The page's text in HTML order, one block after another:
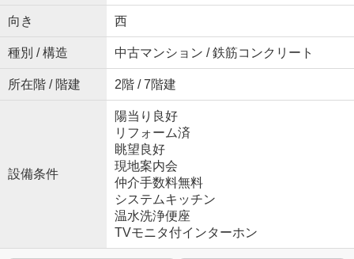
向き 西
種別 / 構造 中古マンション / 鉄筋コンクリート
所在階 / 階建 2階 / 7階建
設備条件
陽当り良好
リフォーム済
眺望良好
現地案内会
仲介手数料無料
システムキッチン
温水洗浄便座
TVモニタ付インターホン